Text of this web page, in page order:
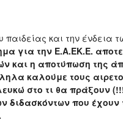
παιδείας και την
για την Ε.Α.ΕΚ.Ε.
και η αποτύπωση της
καλούμε τους
στο τι θα πράξουν
διδασκόντων που